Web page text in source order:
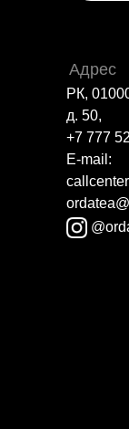
Адрес
РК,
д. 50,
+7 777
E-mail: